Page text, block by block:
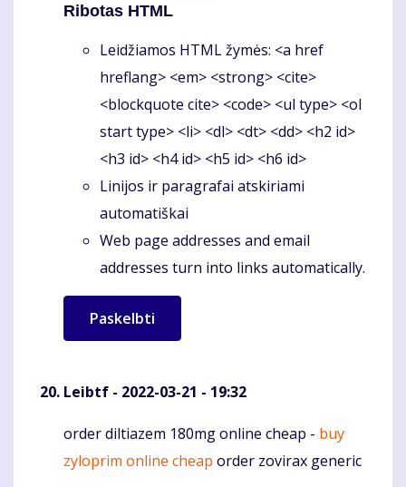
Ribotas HTML
Leidžiamos HTML žymės: <a href
hreflang> <em> <strong> <cite>
<blockquote cite> <code> <ul type> <ol
start type> <li> <dl> <dt> <dd> <h2 id>
<h3 id> <h4 id> <h5 id> <h6 id>
Linijos ir paragrafai atskiriami
automatiškai
Web page addresses and email
addresses turn into links automatically.
Leibtf - 2022-03-21 - 19:32
Komentaras
order diltiazem 180mg online cheap - buy
zyloprim online cheap order zovirax generic